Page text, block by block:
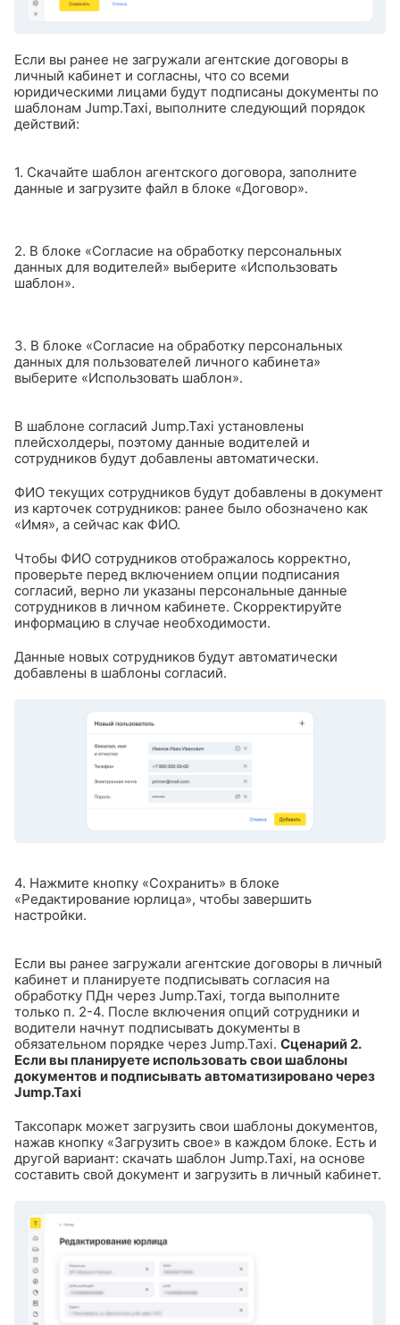
Если вы ранее не загружали агентские договоры в
личный кабинет и согласны, что со всеми
юридическими лицами будут подписаны документы по
шаблонам Jump.Taxi, выполните следующий порядок
действий:
1. Скачайте шаблон агентского договора, заполните
данные и загрузите файл в блоке «Договор».
2. В блоке «Согласие на обработку персональных
данных для водителей» выберите «Использовать
шаблон».
3. В блоке «Согласие на обработку персональных
данных для пользователей личного кабинета»
выберите «Использовать шаблон».
В шаблоне согласий Jump.Taxi установлены
плейсхолдеры, поэтому данные водителей и
сотрудников будут добавлены автоматически.
ФИО текущих сотрудников будут добавлены в документ
из карточек сотрудников: ранее было обозначено как
«Имя», а сейчас как ФИО.
Чтобы ФИО сотрудников отображалось корректно,
проверьте перед включением опции подписания
согласий, верно ли указаны персональные данные
сотрудников в личном кабинете. Скорректируйте
информацию в случае необходимости.
Данные новых сотрудников будут автоматически
добавлены в шаблоны согласий.
4. Нажмите кнопку «Сохранить» в блоке
«Редактирование юрлица», чтобы завершить
настройки.
Если вы ранее загружали агентские договоры в личный
кабинет и планируете подписывать согласия на
обработку ПДн через Jump.Taxi, тогда выполните
только п. 2-4. После включения опций сотрудники и
водители начнут подписывать документы в
обязательном порядке через Jump.Taxi. Сценарий 2.
Если вы планируете использовать свои шаблоны
документов и подписывать автоматизировано через
Jump.Taxi
Таксопарк может загрузить свои шаблоны документов,
нажав кнопку «Загрузить свое» в каждом блоке. Есть и
другой вариант: скачать шаблон Jump.Taxi, на основе
составить свой документ и загрузить в личный кабинет.